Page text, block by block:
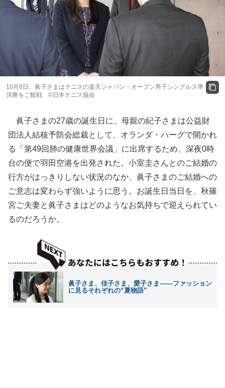
10月6日、眞子さまはテニスの楽天ジャパン・オープン男子シングルス準
決勝をご観戦 ©日本テニス協会
眞子さまの27歳の誕生日に、母親の紀子さまは公益財
団法人結核予防会総裁として、オランダ・ハーグで開かれ
る「第49回肺の健康世界会議」に出席するため、深夜0時
台の便で羽田空港を出発された。小室圭さんとのご結婚の
行方がはっきりしない状況のなか、眞子さまのご結婚への
ご意志は変わらず強いように思う。お誕生日当日を、秋篠
宮ご夫妻と眞子さまはどのようなお気持ちで迎えられてい
るのだろうか。
眞子さま、佳子さま、愛子さま――ファッション
に見るそれぞれの“夏物語”